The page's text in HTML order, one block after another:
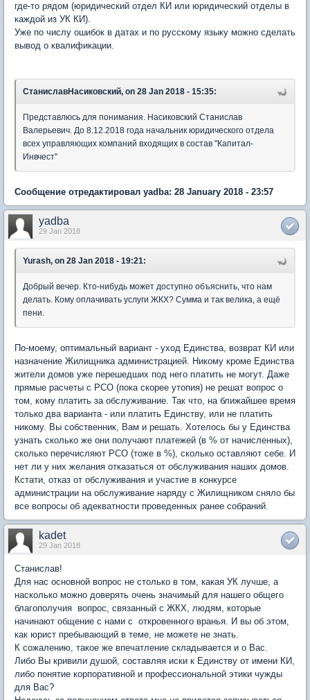
где-то рядом (юридический отдел КИ или юридический отделы в
каждой из УК КИ).
Уже по числу ошибок в датах и по русскому языку можно сделать
вывод о квалификации.
СтаниславНасиковский, on 28 Jan 2018 - 15:35:
Представлюсь для понимания. Насиковский Станислав
Валерьевич. До 8.12.2018 года начальник юридического отдела
всех управляющих компаний входящих в состав "Капитал-
Инвчест"
Сообщение отредактировал yadba: 28 January 2018 - 23:57
yadba
29 Jan 2018
Yurash, on 28 Jan 2018 - 19:21:
Добрый вечер. Кто-нибудь может доступно объяснить, что нам
делать. Кому оплачивать услуги ЖКХ? Сумма и так велика, а ещё
пени.
По-моему, оптимальный вариант - уход Единства, возврат КИ или
назначение Жилищника администрацией. Никому кроме Единства
жители домов уже перешедших под него платить не могут. Даже
прямые расчеты с РСО (пока скорее утопия) не решат вопрос о
том, кому платить за обслуживание. Так что, на ближайшее время
только два варианта - или платить Единству, или не платить
никому. Вы собственник, Вам и решать. Хотелось бы у Единства
узнать сколько же они получают платежей (в % от начисленных),
сколько перечисляют РСО (тоже в %), сколько оставляют себе. И
нет ли у них желания отказаться от обслуживания наших домов.
Кстати, отказ от обслуживания и участие в конкурсе
администрации на обслуживание наряду с Жилищником сняло бы
все вопросы об адекватности проведенных ранее собраний.
kadet
29 Jan 2018
Станислав!
Для нас основной вопрос не столько в том, какая УК лучше, а
насколько можно доверять очень значимый для нашего общего
благополучия вопрос, связанный с ЖКХ, людям, которые
начинают общение с нами с откровенного вранья. И вы об этом,
как юрист пребывающий в теме, не можете не знать.
К сожалению, такое же впечатление складывается и о Вас.
Либо Вы кривили душой, составляя иски к Единству от имени КИ,
либо понятие корпоративной и профессиональной этики чужды
для Вас?